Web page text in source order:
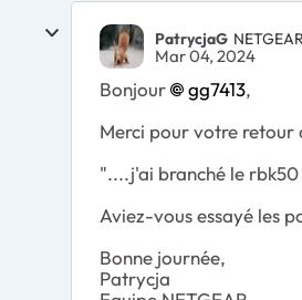
PatrycjaG
Mar 04, 2024
Bonjour gg7413,
Merci pour votre
"....j'ai branché le
Aviez-vous essayé les
Bonne journée,
Patrycja